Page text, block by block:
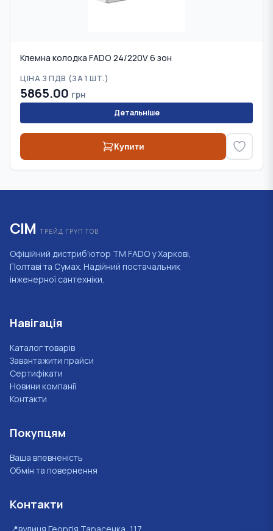
Клемна колодка FADO 24/220V 6 зон
ЦІНА З ПДВ (ЗА 1 ШТ.)
5865.00 грн
Детальніше
Купити
СІМ ТРЕЙД ГРУП ТОВ
Офіційний дистриб'ютор ТМ FADO у Харкові,
Полтаві та Сумах. Надійний постачальник
інженерної сантехніки.
Навігація
Каталог товарів
Завантажити прайси
Сертифікати
Новини компанії
Контакти
Покупцям
Ваша впевненість
Обмін та повернення
Контакти